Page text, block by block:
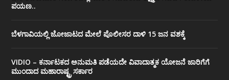
ಪಯಣ..
ಬೆಳಗಾವಿಯಲ್ಲಿ ಜೋಜಾಟದ ಮೇಲೆ ಪೊಲೀಸರ ದಾಳಿ 15 ಜನ ವಶಕ್ಕೆ
VIDIO – ಕರ್ನಾಟಕದ ಅನುಮತಿ ಪಡೆಯದೇ ವಿವಾದಾತ್ಮಕ ಯೋಜನೆ ಜಾರಿಗೆಗೆ
ಮುಂದಾದ ಮಹಾರಾಷ್ಟ್ರ ಸರ್ಕಾರ